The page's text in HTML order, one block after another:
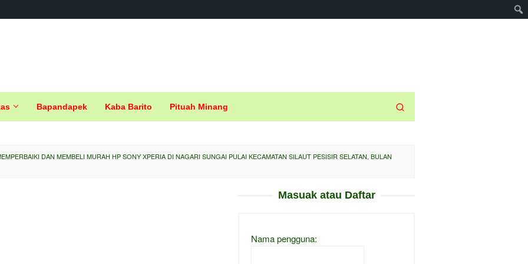
Bapandapek Kaba Barito Pituah Minang
DAN MEMBELI MURAH HP SONY XPERIA DI NAGARI SUNGAI PULAI KECAMATAN SILAUT PESISIR SELATAN, BULAN
Masuak atau Daftar
Nama pengguna: